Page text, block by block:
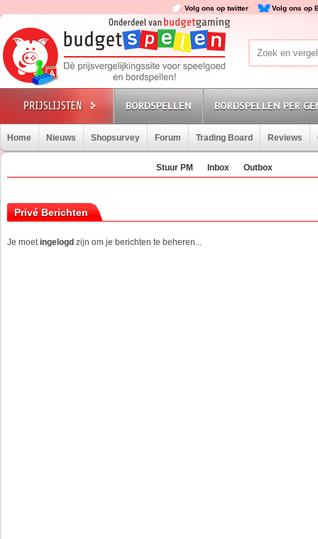
Volg ons op twitter Volg ons op
BORDSPELLEN BORDSPELLEN PER
Home Nieuws Shopsurvey Forum Trading Board Reviews
Stuur PM Inbox Outbox
Privé Berichten
Je moetingelogd zijn om je berichten te beheren...